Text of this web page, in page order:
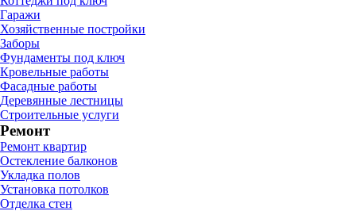
Гаражи
Хозяйственные постройки
Заборы
Фундаменты под ключ
Кровельные работы
Фасадные работы
Деревянные лестницы
Строительные услуги
Ремонт
Ремонт квартир
Остекление балконов
Укладка полов
Установка потолков
Отделка стен